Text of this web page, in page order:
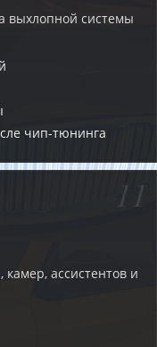
выхлопной системы
чип-тюнинга
11
ассистентов и